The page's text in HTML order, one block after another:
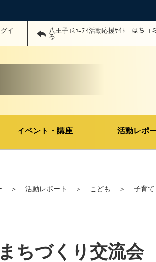
イ
八王子ｺﾐｭﾆﾃｨ活動応援ｻｲﾄ はちコ
る
イベント・講座 活動レポ
＞ 活動レポート ＞ こども ＞ 子育
ちづくり交流会